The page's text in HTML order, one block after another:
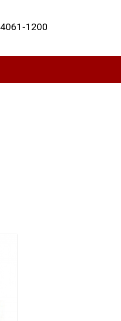
4061-1200